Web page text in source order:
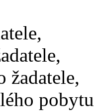
pobytu